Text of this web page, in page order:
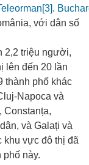
[3].
với dân số
2,2 triệu người,
lên đến 20 lần
thành phố khác
Napoca và
Constanța,
và Galați và
khu vực đô thị đã
này.